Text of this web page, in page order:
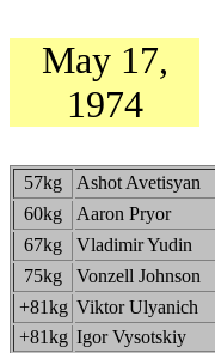
May 17,
1974
57kg Ashot Avetisyan
60kg
Aaron Pryor
67kg
Vladimir Yudin
75kg
Vonzell Johnson
+81kg Viktor Ulyanich
+81kg Igor Vysotskiy